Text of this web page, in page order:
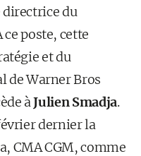
du
poste, cette
et du
de Warner Bros
àJulien Smadja.
dernier la
CMA CGM, comme